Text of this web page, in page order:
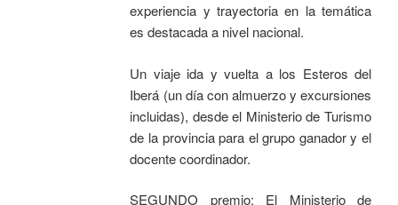
experiencia y trayectoria en la temática
es destacada a nivel nacional.
Un viaje ida y vuelta a los Esteros del
Iberá (un día con almuerzo y excursiones
incluidas), desde el Ministerio de Turismo
de la provincia para el grupo ganador y el
docente coordinador.
SEGUNDO premio: El Ministerio de